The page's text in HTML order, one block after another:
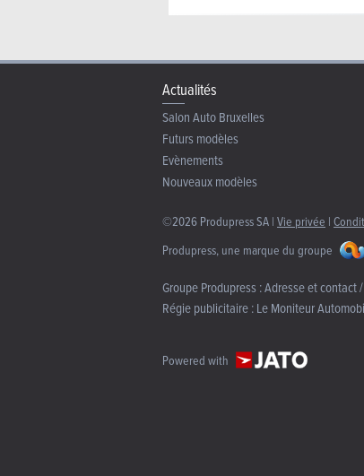
Actualités
Salon Auto Bruxelles
Futurs modèles
Evènements
Nouveaux modèles
©2026 Produpress SA | Vie privée |
Produpress, une marque du groupe
Groupe Produpress :Adresse et contact
Régie publicitaire :Le Moniteur
Powered with